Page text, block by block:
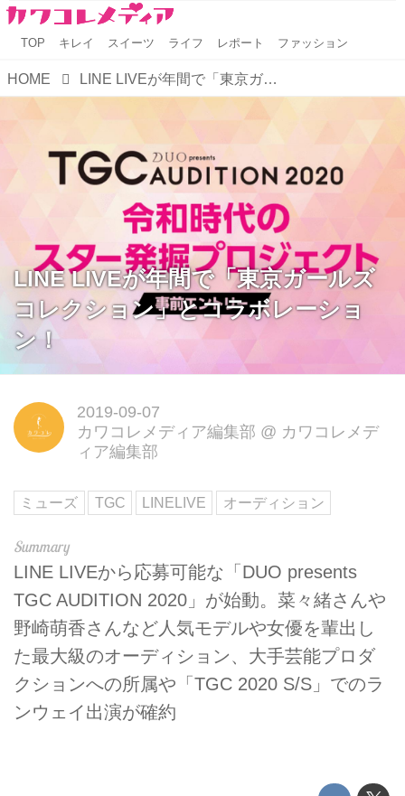
TOP キレイ スイーツ ライフ レポート ファッション
HOME LINE LIVEが年間で「東京ガールズコレクション」とコラボレーション！
LINE LIVEが年間で「東京ガールズ
コレクション」とコラボレーショ
ン！
2019-09-07
カワコレメディア編集部 @ カワコレメデ
ィア編集部
ミューズ TGC LINELIVE オーディション
LINE LIVEから応募可能な「DUO presents
TGC AUDITION 2020」が始動。菜々緒さんや
野崎萌香さんなど人気モデルや女優を輩出し
た最大級のオーディション、大手芸能プロダ
クションへの所属や「TGC 2020 S/S」でのラ
ンウェイ出演が確約